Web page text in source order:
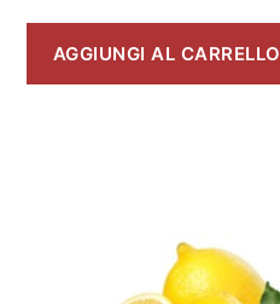
AGGIUNGI AL CARRELLO